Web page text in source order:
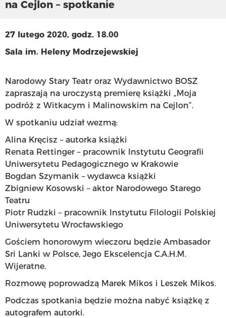
na Cejlon – spotkanie
27 lutego 2020, godz. 18.00
Sala im. Heleny Modrzejewskiej
Narodowy Stary Teatr oraz Wydawnictwo BOSZ
zapraszają na uroczystą premierę książki „Moja
podróż z Witkacym i Malinowskim na Cejlon”.
W spotkaniu udział wezmą:
Alina Kręcisz – autorka książki
Renata Rettinger – pracownik Instytutu Geografii
Uniwersytetu Pedagogicznego w Krakowie
Bogdan Szymanik – wydawca książki
Zbigniew Kosowski – aktor Narodowego Starego
Teatru
Piotr Rudzki – pracownik Instytutu Filologii Polskiej
Uniwersytetu Wrocławskiego
Gościem honorowym wieczoru będzie Ambasador
Sri Lanki w Polsce, Jego Ekscelencja C.A.H.M.
Wijeratne.
Rozmowę poprowadzą Marek Mikos i Leszek Mikos.
Podczas spotkania będzie można nabyć książkę z
autografem autorki.